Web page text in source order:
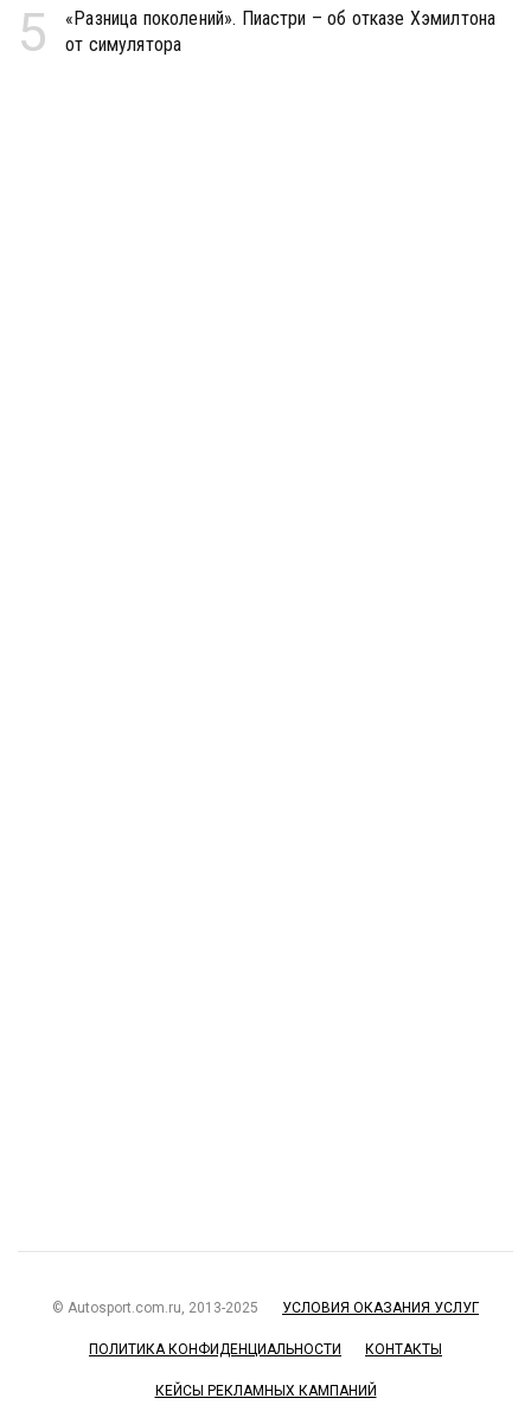
5
«Разница поколений». Пиастри – об отказе Хэмилтона
от симулятора
© Autosport.com.ru, 2013-2025 УСЛОВИЯ ОКАЗАНИЯ УСЛУГ
ПОЛИТИКА КОНФИДЕНЦИАЛЬНОСТИ КОНТАКТЫ
КЕЙСЫ РЕКЛАМНЫХ КАМПАНИЙ